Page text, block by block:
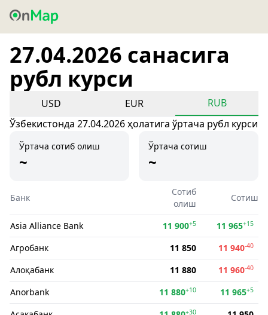
27.04.2026 санасига
рубл курси
USD EUR
RUB
Ўзбекистонда 27.04.2026 ҳолатига ўртача рубл курси
Ўртача сотиб олиш
~
Ўртача сотиш
~
Банк
Сотиб
олиш
Сотиш
Asia Alliance Bank 11 900+5 11 965+15
Агробанк 11 850 11 940-40
Алоқабанк 11 880 11 960-40
Anorbank 11 880+10 11 965+5
+30